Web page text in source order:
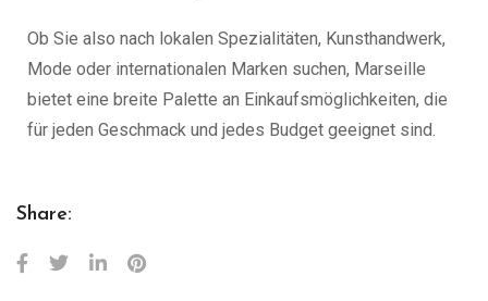
Ob Sie also nach lokalen Spezialitäten, Kunsthandwerk,
Mode oder internationalen Marken suchen, Marseille
bietet eine breite Palette an Einkaufsmöglichkeiten, die
für jeden Geschmack und jedes Budget geeignet sind.
Share: